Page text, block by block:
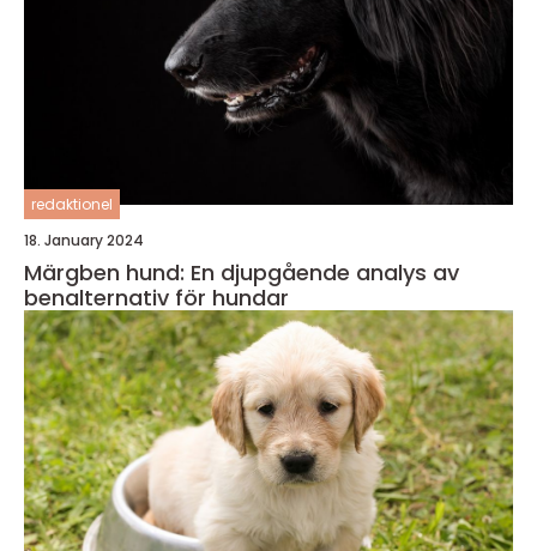
redaktionel
18. January 2024
Märgben hund: En djupgående analys av
benalternativ för hundar